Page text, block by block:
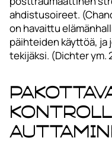
ahdistusoireet.
on havaittu
päihteiden käyttöä, ja
tekijäksi. (Dichter ym.